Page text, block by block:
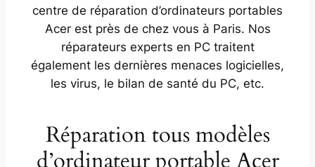
centre de réparation d’ordinateurs portables
Acer est près de chez vous à Paris. Nos
réparateurs experts en PC traitent
également les dernières menaces logicielles,
les virus, le bilan de santé du PC, etc.
Réparation tous modèles
d’ordinateur portable Acer